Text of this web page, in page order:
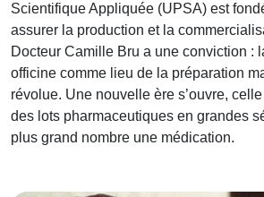
Scientifique Appliquée (UPSA) est
assurer la production et la
Docteur Camille Bru a une conviction :
officine comme lieu de la préparation
révolue. Une nouvelle ère s’ouvre,
des lots pharmaceutiques en grandes
plus grand nombre une médication.